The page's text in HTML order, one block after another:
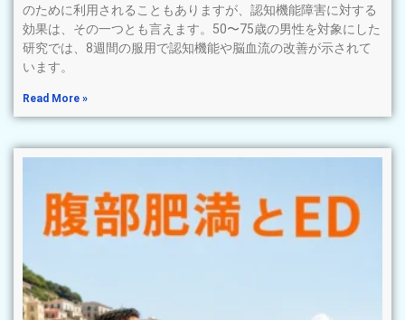
のために利用されることもありますが、認知機能障害に対する
効果は、その一つとも言えます。50〜75歳の男性を対象にした
研究では、8週間の服用で認知機能や脳血流の改善が示されて
います。
Read More »